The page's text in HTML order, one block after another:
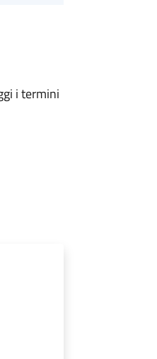
i termini